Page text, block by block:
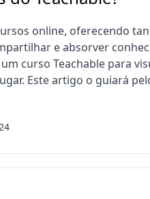
online, oferecendo
e absorver
curso Teachable para
Este artigo o guiará